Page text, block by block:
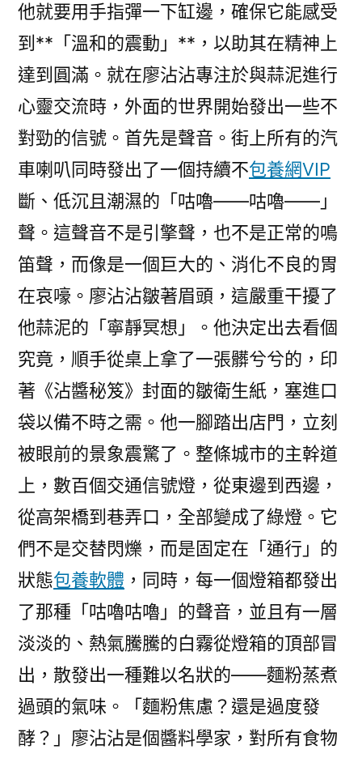
他就要用手指彈一下缸邊，確保它能感受
到**「溫和的震動」**，以助其在精神上
達到圓滿。就在廖沾沾專注於與蒜泥進行
心靈交流時，外面的世界開始發出一些不
對勁的信號。首先是聲音。街上所有的汽
車喇叭同時發出了一個持續不包養網VIP
斷、低沉且潮濕的「咕嚕——咕嚕——」
聲。這聲音不是引擎聲，也不是正常的鳴
笛聲，而像是一個巨大的、消化不良的胃
在哀嚎。廖沾沾皺著眉頭，這嚴重干擾了
他蒜泥的「寧靜冥想」。他決定出去看個
究竟，順手從桌上拿了一張髒兮兮的，印
著《沾醬秘笈》封面的皺衛生紙，塞進口
袋以備不時之需。他一腳踏出店門，立刻
被眼前的景象震驚了。整條城市的主幹道
上，數百個交通信號燈，從東邊到西邊，
從高架橋到巷弄口，全部變成了綠燈。它
們不是交替閃爍，而是固定在「通行」的
狀態包養軟體 ，同時，每一個燈箱都發出
了那種「咕嚕咕嚕」的聲音，並且有一層
淡淡的、熱氣騰騰的白霧從燈箱的頂部冒
出，散發出一種難以名狀的——麵粉蒸煮
過頭的氣味。「麵粉焦慮？還是過度發
酵？」廖沾沾是個醬料學家，對所有食物